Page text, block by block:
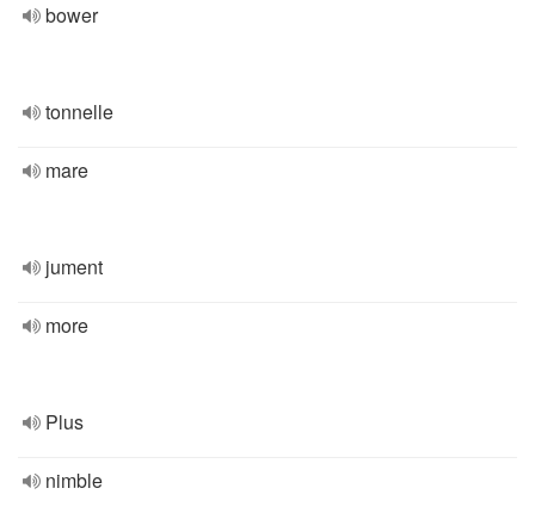
bower
tonnelle
mare
jument
more
Plus
nimble